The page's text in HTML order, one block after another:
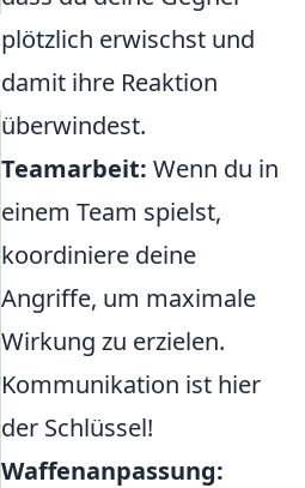
plötzlich erwischst und
damit ihre Reaktion
überwindest.
Teamarbeit: Wenn du in
einem Team spielst,
koordiniere deine
Angriffe, um maximale
Wirkung zu erzielen.
Kommunikation ist hier
der Schlüssel!
Waffenanpassung: